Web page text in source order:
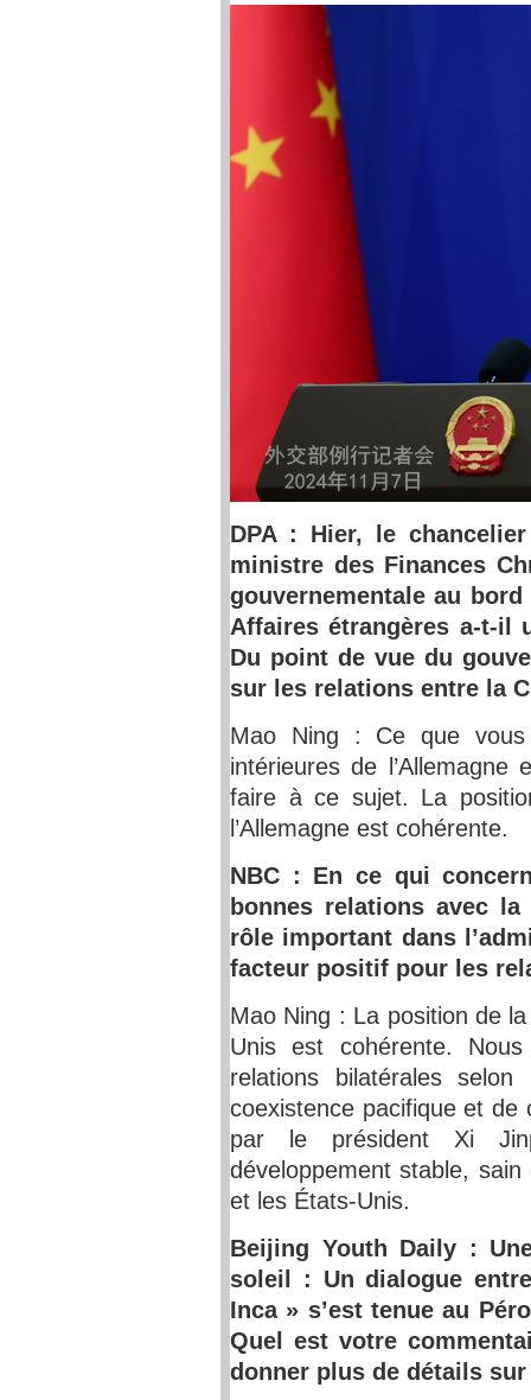
DPA : Hier, le
ministre des Finances
gouvernementale au
Affaires étrangères a-t-il
Du point de vue du
sur les relations entre la
Mao Ning : Ce que vous
intérieures de l’Allemagne
faire à ce sujet. La
l’Allemagne est cohérente.
NBC : En ce qui
bonnes relations avec
rôle important dans
facteur positif pour les
Mao Ning : La position de
Unis est cohérente.
relations bilatérales
coexistence pacifique et de
par le président Xi
développement stable,
et les États-Unis.
Beijing Youth Daily :
soleil : Un dialogue
Inca » s’est tenue au
Quel est votre
donner plus de détails